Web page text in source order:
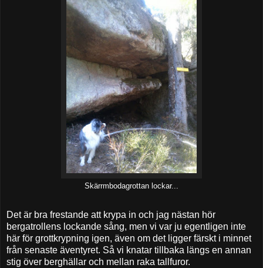
Skärrmbodagrottan lockar...
Det är bra frestande att krypa in och jag nästan hör
bergatrollens lockande sång, men vi var ju egentligen inte
här för grottkrypning igen, även om det ligger färskt i minnet
från senaste äventyret. Så vi knatar tillbaka längs en annan
stig över berghällar och mellan raka tallfuror.